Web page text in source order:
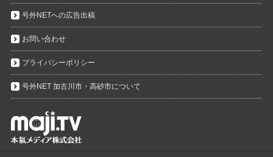
号外NETへの広告出稿
お問い合わせ
プライバシーポリシー
号外NET 加古川市・高砂市について